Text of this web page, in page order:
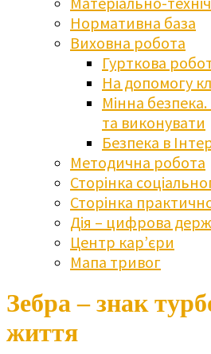
Нормативна база
Виховна робота
Гурткова
На допомогу
Мінна
та виконувати
Безпека в
Методична робота
Сторінка
Сторінка
Дія – цифрова
Центр кар’єри
Мапа тривог
Зебра – знак
життя